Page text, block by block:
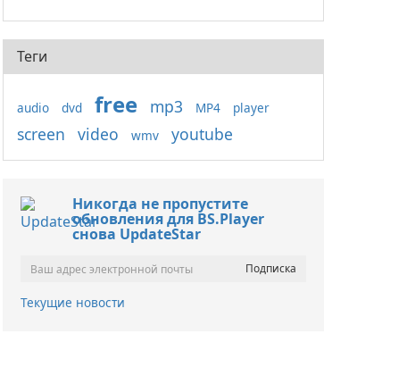
Теги
audio dvd free mp3 MP4 player
screen video wmv youtube
Никогда не пропустите
обновления для BS.Player
снова UpdateStar
Текущие новости